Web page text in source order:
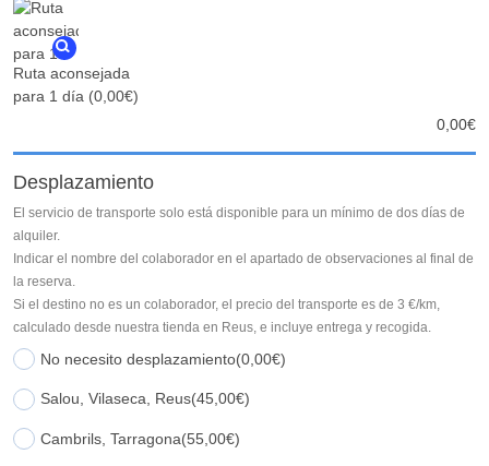
Ruta aconsejada
para 1 día (0,00€)
0,00€
Desplazamiento
El servicio de transporte solo está disponible para un mínimo de dos días de
alquiler.
Indicar el nombre del colaborador en el apartado de observaciones al final de
la reserva.
Si el destino no es un colaborador, el precio del transporte es de 3 €/km,
calculado desde nuestra tienda en Reus, e incluye entrega y recogida.
No necesito desplazamiento(0,00€)
Salou, Vilaseca, Reus(45,00€)
Cambrils, Tarragona(55,00€)